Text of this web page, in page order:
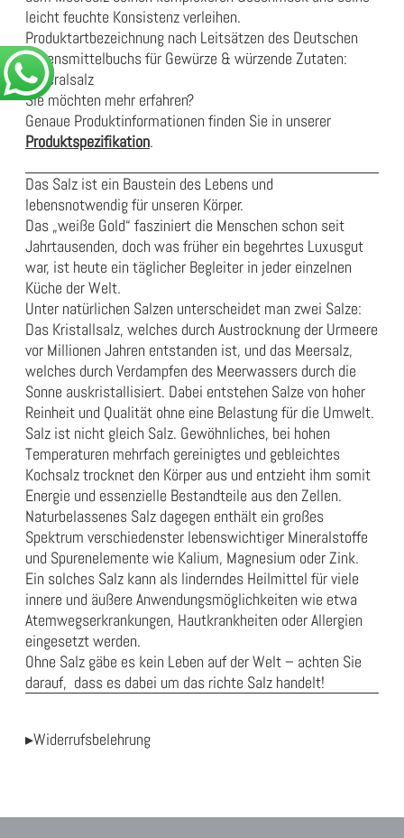
leicht feuchte Konsistenz verleihen.
Produktartbezeichnung nach Leitsätzen des Deutschen
Lebensmittelbuchs für Gewürze & würzende Zutaten:
Mineralsalz
Sie möchten mehr erfahren?
Genaue Produktinformationen finden Sie in unserer
Produktspezifikation.
Das Salz ist ein Baustein des Lebens und
lebensnotwendig für unseren Körper.
Das „weiße Gold“ fasziniert die Menschen schon seit
Jahrtausenden, doch was früher ein begehrtes Luxusgut
war, ist heute ein täglicher Begleiter in jeder einzelnen
Küche der Welt.
Unter natürlichen Salzen unterscheidet man zwei Salze:
Das Kristallsalz, welches durch Austrocknung der Urmeere
vor Millionen Jahren entstanden ist, und das Meersalz,
welches durch Verdampfen des Meerwassers durch die
Sonne auskristallisiert. Dabei entstehen Salze von hoher
Reinheit und Qualität ohne eine Belastung für die Umwelt.
Salz ist nicht gleich Salz. Gewöhnliches, bei hohen
Temperaturen mehrfach gereinigtes und gebleichtes
Kochsalz trocknet den Körper aus und entzieht ihm somit
Energie und essenzielle Bestandteile aus den Zellen.
Naturbelassenes Salz dagegen enthält ein großes
Spektrum verschiedenster lebenswichtiger Mineralstoffe
und Spurenelemente wie Kalium, Magnesium oder Zink.
Ein solches Salz kann als linderndes Heilmittel für viele
innere und äußere Anwendungsmöglichkeiten wie etwa
Atemwegserkrankungen, Hautkrankheiten oder Allergien
eingesetzt werden.
Ohne Salz gäbe es kein Leben auf der Welt – achten Sie
darauf, dass es dabei um das richte Salz handelt!
▸Widerrufsbelehrung